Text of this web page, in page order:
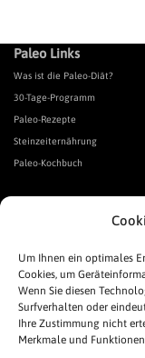
Um Ihnen ein optimales
Cookies, um
Wenn Sie diesen
Surfverhalten oder
Ihre Zustimmung nicht
Merkmale und
Paleo Links
Was ist die Paleo-Diät?
30-Tage-Programm
Paleo-Rezepte
Steinzeiternährung
Paleo-Kochbuch
*Affiliate Link. Als Partner
Urgeschmack-Empfehlungen
Urgeschmack-Shop
Was ist Urgeschmack?
Häufige Fragen
Links